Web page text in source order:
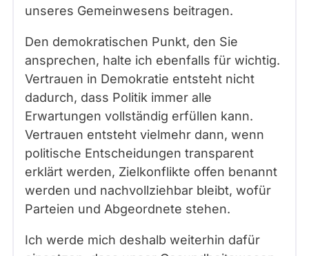
unseres Gemeinwesens beitragen.
Den demokratischen Punkt, den Sie
ansprechen, halte ich ebenfalls für wichtig.
Vertrauen in Demokratie entsteht nicht
dadurch, dass Politik immer alle
Erwartungen vollständig erfüllen kann.
Vertrauen entsteht vielmehr dann, wenn
politische Entscheidungen transparent
erklärt werden, Zielkonflikte offen benannt
werden und nachvollziehbar bleibt, wofür
Parteien und Abgeordnete stehen.
Ich werde mich deshalb weiterhin dafür